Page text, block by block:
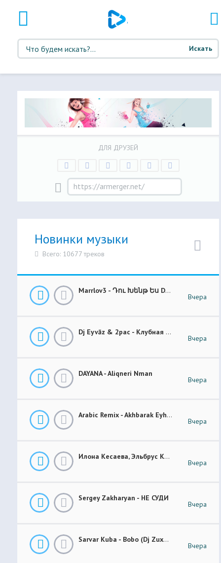
Искать
ДЛЯ ДРУЗЕЙ
Новинки музыки
Всего: 10677 треков
Marrlov3 - Դու Խենթ Ես Du Khent Es COVER
Вчера
Dj Eyvāz & 2pac - Клубная Музыка “ Luxury Money “ Club Remix (BASS BOOSTED)
Вчера
DAYANA - Aliqneri Nman
Вчера
Arabic Remix - Akhbarak Eyh (Prod. Elsen Pro)
Вчера
Илона Кесаева, Эльбрус Кесаев - Поздняя Любовь Премьера Трека 2026
Вчера
Sergey Zakharyan - НЕ СУДИ
Вчера
Sarvar Kuba - Bobo (Dj Zuxa Remix)
Вчера